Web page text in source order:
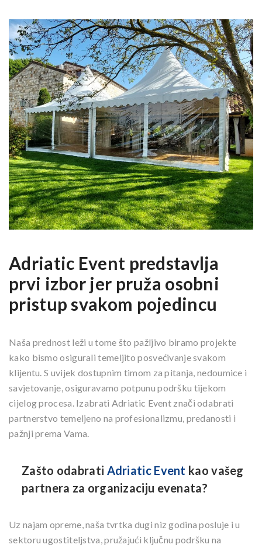
Adriatic Event predstavlja
prvi izbor jer pruža osobni
pristup svakom pojedincu
Naša prednost leži u tome što pažljivo biramo projekte
kako bismo osigurali temeljito posvećivanje svakom
klijentu. S uvijek dostupnim timom za pitanja, nedoumice i
savjetovanje, osiguravamo potpunu podršku tijekom
cijelog procesa. Izabrati Adriatic Event znači odabrati
partnerstvo temeljeno na profesionalizmu, predanosti i
pažnji prema Vama.
Zašto odabrati Adriatic Event kao vašeg
partnera za organizaciju evenata?
Uz najam opreme, naša tvrtka dugi niz godina posluje i u
sektoru ugostiteljstva, pružajući ključnu podršku na